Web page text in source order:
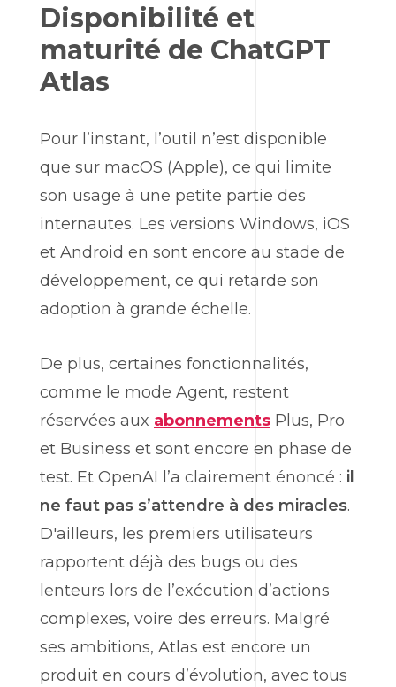
Disponibilité et
maturité de ChatGPT
Atlas
Pour l’instant, l’outil n’est disponible
que sur macOS (Apple), ce qui limite
son usage à une petite partie des
internautes. Les versions Windows, iOS
et Android en sont encore au stade de
développement, ce qui retarde son
adoption à grande échelle.
De plus, certaines fonctionnalités,
comme le mode Agent, restent
réservées aux abonnements Plus, Pro
et Business et sont encore en phase de
test. Et OpenAI l’a clairement énoncé : il
ne faut pas s’attendre à des miracles.
D'ailleurs, les premiers utilisateurs
rapportent déjà des bugs ou des
lenteurs lors de l’exécution d’actions
complexes, voire des erreurs. Malgré
ses ambitions, Atlas est encore un
produit en cours d’évolution, avec tous